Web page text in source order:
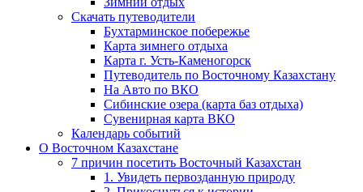
Скачать путеводители
Бухтарминское побережье
Карта зимнего отдыха
Карта г. Усть-Каменогорск
Путеводитель по Восточному Казахстану
На Авто по ВКО
Сибинские озера (карта баз отдыха)
Сувенирная карта ВКО
Календарь событий
О Восточном Казахстане
7 причин посетить Восточный Казахстан
1. Увидеть первозданную природу